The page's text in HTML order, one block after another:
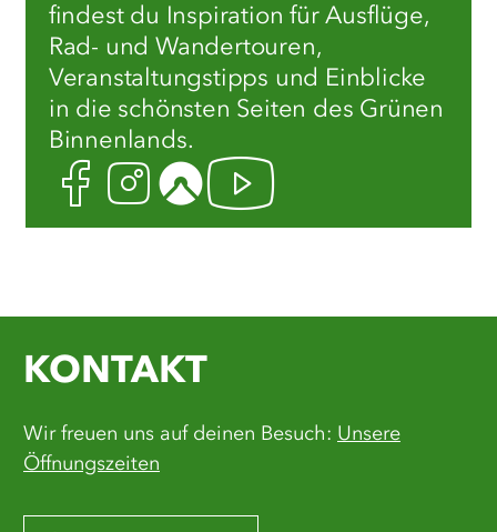
findest du Inspiration für Ausflüge,
Rad- und Wandertouren,
Veranstaltungstipps und Einblicke
in die schönsten Seiten des Grünen
Binnenlands.
FacebookInstagram
KomootYoutube
KONTAKT
Wir freuen uns auf deinen Besuch: Unsere
Öffnungszeiten